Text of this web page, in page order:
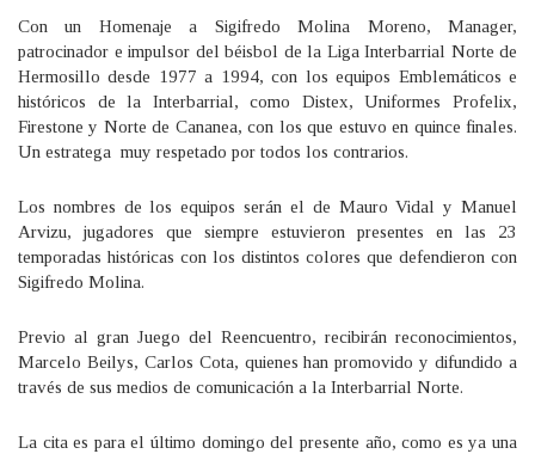
Con un Homenaje a Sigifredo Molina Moreno, Manager,
patrocinador e impulsor del béisbol de la Liga Interbarrial Norte de
Hermosillo desde 1977 a 1994, con los equipos Emblemáticos e
históricos de la Interbarrial, como Distex, Uniformes Profelix,
Firestone y Norte de Cananea, con los que estuvo en quince finales.
Un estratega muy respetado por todos los contrarios.
Los nombres de los equipos serán el de Mauro Vidal y Manuel
Arvizu, jugadores que siempre estuvieron presentes en las 23
temporadas históricas con los distintos colores que defendieron con
Sigifredo Molina.
Previo al gran Juego del Reencuentro, recibirán reconocimientos,
Marcelo Beilys, Carlos Cota, quienes han promovido y difundido a
través de sus medios de comunicación a la Interbarrial Norte.
La cita es para el último domingo del presente año, como es ya una